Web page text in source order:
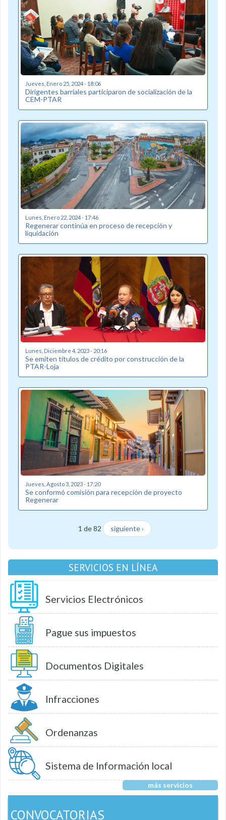
Jueves, Enero 25, 2024 - 18:06
Dirigentes barriales participaron de socialización de la
CEM-PTAR
Lunes, Enero 22, 2024 - 17:46
Regenerar continúa en proceso de recepción y
liquidación
Lunes, Diciembre 4, 2023 - 20:16
Se emiten títulos de crédito por construcción de la
PTAR-Loja
Jueves, Agosto 3, 2023 - 17:20
Se conformó comisión para recepción de proyecto
Regenerar
1 de 82 siguiente ›
SERVICIOS EN LÍNEA
Servicios Electrónicos
Pague sus impuestos
Documentos Digitales
Infracciones
Ordenanzas
Sistema de Información local
más servicios
CONVOCATORIAS